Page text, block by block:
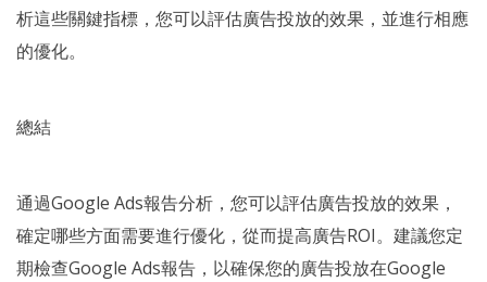
析這些關鍵指標，您可以評估廣告投放的效果，並進行相應
的優化。
總結
通過Google Ads報告分析，您可以評估廣告投放的效果，
確定哪些方面需要進行優化，從而提高廣告ROI。建議您定
期檢查Google Ads報告，以確保您的廣告投放在Google